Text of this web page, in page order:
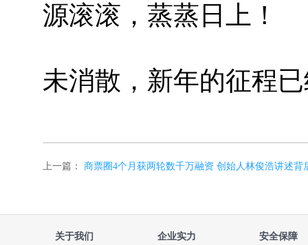
源滚滚，蒸蒸日上！
未消散，新年的征程
上一篇： 商票圈4个月获两轮数千万融资 创始人林俊浩讲述背
关于我们 企业实力 安全保障